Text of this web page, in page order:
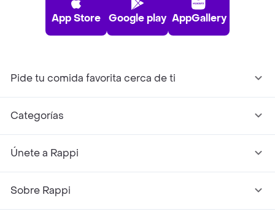
App Store Google play AppGallery
Pide tu comida favorita cerca de ti
Categorías
Únete a Rappi
Sobre Rappi